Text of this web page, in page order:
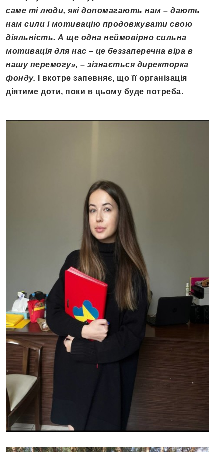
саме ті люди, які допомагають нам – дають
нам сили і мотивацію продовжувати свою
діяльність. А ще одна неймовірно сильна
мотивація для нас – це беззаперечна віра в
нашу перемогу», – зізнається директорка
фонду. І вкотре запевняє, що її організація
діятиме доти, поки в цьому буде потреба.